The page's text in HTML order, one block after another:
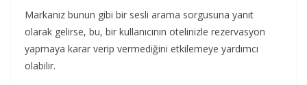
Markanız bunun gibi bir sesli arama sorgusuna yanıt
olarak gelirse, bu, bir kullanıcının otelinizle rezervasyon
yapmaya karar verip vermediğini etkilemeye yardımcı
olabilir.